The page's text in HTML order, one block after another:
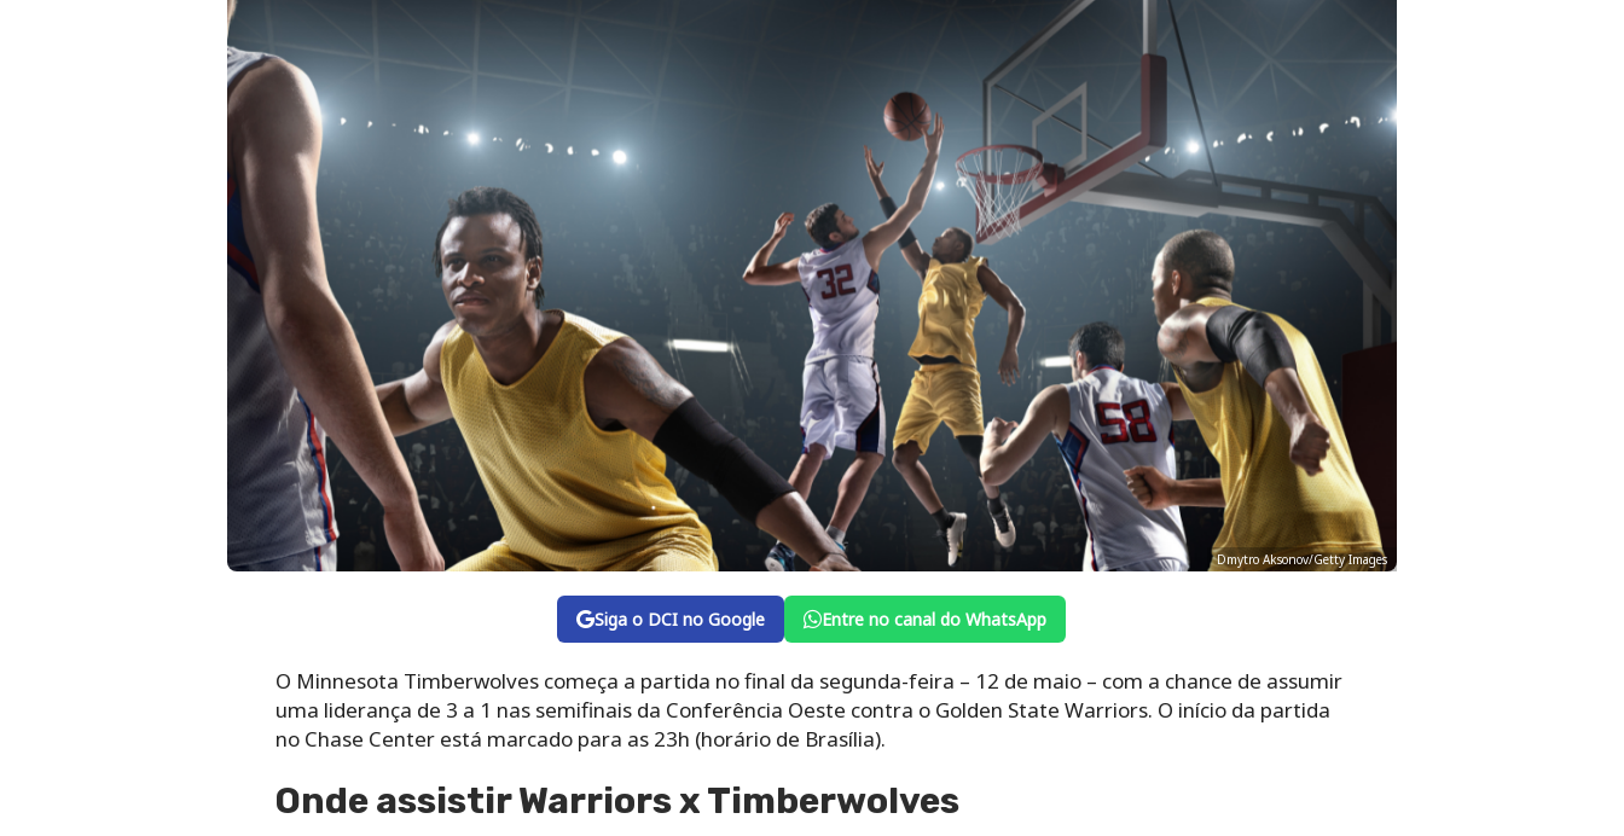
Dmytro Aksonov/Getty Images
Siga o DCI no Google Entre no canal do WhatsApp
O Minnesota Timberwolves começa a partida no final da segunda-feira – 12 de maio – com a chance de assumir
uma liderança de 3 a 1 nas semifinais da Conferência Oeste contra o Golden State Warriors. O início da partida
no Chase Center está marcado para as 23h (horário de Brasília).
Onde assistir Warriors x Timberwolves